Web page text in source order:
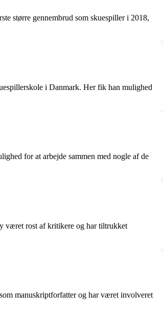
større gennembrud som skuespiller i 2018,
i Danmark. Her fik han mulighed
for at arbejde sammen med nogle af de
været rost af kritikere og har tiltrukket
manuskriptforfatter og har været involveret